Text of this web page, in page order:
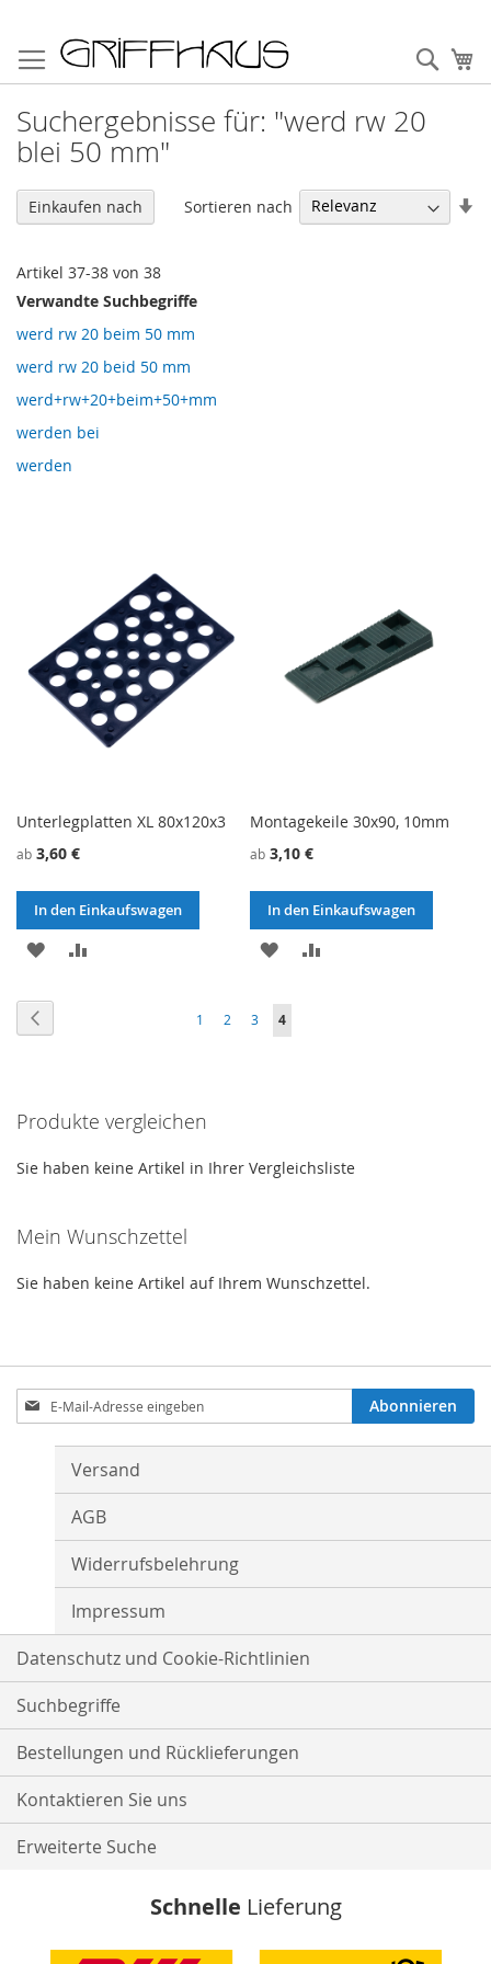
zum
Inhalt
Suchergebnisse für: "werd rw 20
blei 50 mm"
Artikel 37-38 von 38
Sortieren nach
Verwandte Suchbegriffe
werd rw 20 beim 50 mm
werd rw 20 beid 50 mm
werd+rw+20+beim+50+mm
werden bei
werden
Unterlegplatten XL 80x120x3
ab 3,60 €
In den Einkaufswagen
ZU
Montagekeile 30x90, 10mm
ab 3,10 €
In den Einkaufswagen
ZU
HINZUFÜGEN
Seite
Seite
1 Seite
2 Seite
3
Sie
4
Einkaufen nach
Produkte vergleichen
Sie haben keine Artikel in Ihrer Vergleichsliste
Mein Wunschzettel
Sie haben keine Artikel auf Ihrem Wunschzettel.
Anmeldung
zum
Newsletter:
Abonnieren
Versand
AGB
Widerrufsbelehrung
Impressum
Datenschutz und Cookie-Richtlinien
Suchbegriffe
Bestellungen und Rücklieferungen
Kontaktieren Sie uns
Erweiterte Suche
Schnelle Lieferung